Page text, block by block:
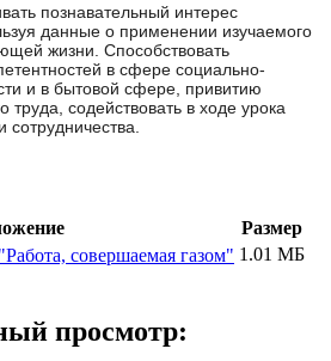
познавательный интерес
данные о применении изучаемого
жизни. Способствовать
в сфере социально-
и в бытовой сфере, привитию
труда, содействовать в ходе урока
Размер
совершаемая газом" 1.01 МБ
просмотр: